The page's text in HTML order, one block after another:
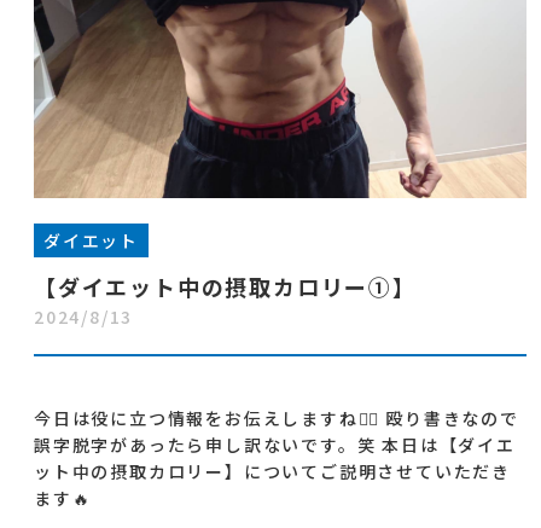
ダイエット
【ダイエット中の摂取カロリー①】
2024/8/13
今日は役に立つ情報をお伝えしますね🙋‍♂️ 殴り書きなので
誤字脱字があったら申し訳ないです。笑 本日は【ダイエ
ット中の摂取カロリー】についてご説明させていただき
ます🔥